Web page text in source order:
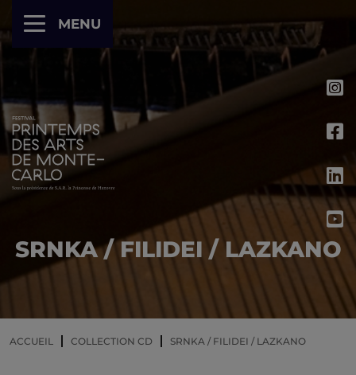
MENU
SRNKA / FILIDEI / LAZKANO
ACCUEIL COLLECTION CD SRNKA / FILIDEI / LAZKANO